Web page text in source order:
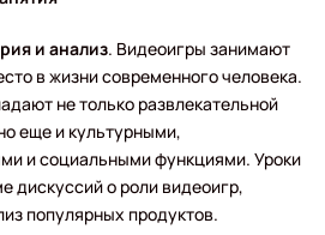
и анализ. Видеоигры занимают
в жизни современного человека.
не только развлекательной
еще и культурными,
и социальными функциями. Уроки
дискуссий о роли видеоигр,
популярных продуктов.